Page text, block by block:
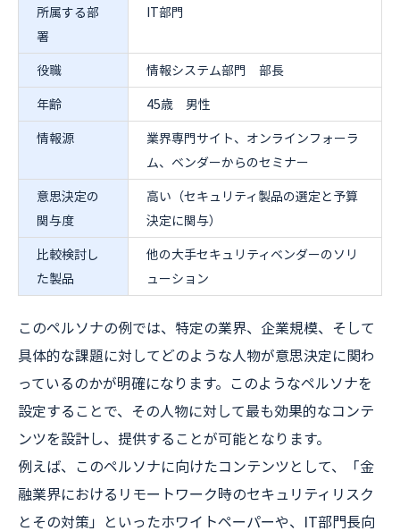
所属する部
署
IT部門
役職
情報システム部門 部長
年齢
45歳 男性
情報源
業界専門サイト、オンラインフォーラ
ム、ベンダーからのセミナー
意思決定の
関与度
高い（セキュリティ製品の選定と予算
決定に関与）
比較検討し
た製品
他の大手セキュリティベンダーのソリ
ューション
このペルソナの例では、特定の業界、企業規模、そして
具体的な課題に対してどのような人物が意思決定に関わ
っているのかが明確になります。このようなペルソナを
設定することで、その人物に対して最も効果的なコンテ
ンツを設計し、提供することが可能となります。
例えば、このペルソナに向けたコンテンツとして、「金
融業界におけるリモートワーク時のセキュリティリスク
とその対策」といったホワイトペーパーや、IT部門長向